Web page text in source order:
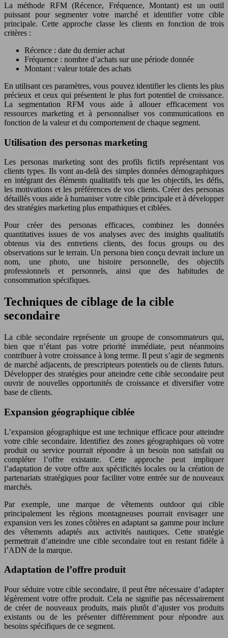
La méthode RFM (Récence, Fréquence, Montant) est un outil
puissant pour segmenter votre marché et identifier votre cible
principale. Cette approche classe les clients en fonction de trois
critères :
Récence : date du dernier achat
Fréquence : nombre d’achats sur une période donnée
Montant : valeur totale des achats
En utilisant ces paramètres, vous pouvez identifier les clients les plus
précieux et ceux qui présentent le plus fort potentiel de croissance.
La segmentation RFM vous aide à allouer efficacement vos
ressources marketing et à personnaliser vos communications en
fonction de la valeur et du comportement de chaque segment.
Utilisation des personas marketing
Les personas marketing sont des profils fictifs représentant vos
clients types. Ils vont au-delà des simples données démographiques
en intégrant des éléments qualitatifs tels que les objectifs, les défis,
les motivations et les préférences de vos clients. Créer des personas
détaillés vous aide à humaniser votre cible principale et à développer
des stratégies marketing plus empathiques et ciblées.
Pour créer des personas efficaces, combinez les données
quantitatives issues de vos analyses avec des insights qualitatifs
obtenus via des entretiens clients, des focus groups ou des
observations sur le terrain. Un persona bien conçu devrait inclure un
nom, une photo, une histoire personnelle, des objectifs
professionnels et personnels, ainsi que des habitudes de
consommation spécifiques.
Techniques de ciblage de la cible
secondaire
La cible secondaire représente un groupe de consommateurs qui,
bien que n’étant pas votre priorité immédiate, peut néanmoins
contribuer à votre croissance à long terme. Il peut s’agir de segments
de marché adjacents, de prescripteurs potentiels ou de clients futurs.
Développer des stratégies pour atteindre cette cible secondaire peut
ouvrir de nouvelles opportunités de croissance et diversifier votre
base de clients.
Expansion géographique ciblée
L’expansion géographique est une technique efficace pour atteindre
votre cible secondaire. Identifiez des zones géographiques où votre
produit ou service pourrait répondre à un besoin non satisfait ou
compléter l’offre existante. Cette approche peut impliquer
l’adaptation de votre offre aux spécificités locales ou la création de
partenariats stratégiques pour faciliter votre entrée sur de nouveaux
marchés.
Par exemple, une marque de vêtements outdoor qui cible
principalement les régions montagneuses pourrait envisager une
expansion vers les zones côtières en adaptant sa gamme pour inclure
des vêtements adaptés aux activités nautiques. Cette stratégie
permettrait d’atteindre une cible secondaire tout en restant fidèle à
l’ADN de la marque.
Adaptation de l’offre produit
Pour séduire votre cible secondaire, il peut être nécessaire d’adapter
légèrement votre offre produit. Cela ne signifie pas nécessairement
de créer de nouveaux produits, mais plutôt d’ajuster vos produits
existants ou de les présenter différemment pour répondre aux
besoins spécifiques de ce segment.